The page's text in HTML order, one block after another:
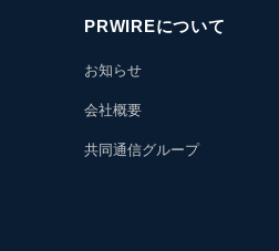
PRWIREについて
お知らせ
会社概要
共同通信グループ